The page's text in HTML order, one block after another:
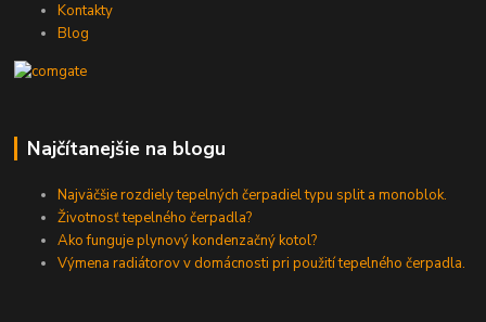
Kontakty
Blog
Najčítanejšie na blogu
Najväčšie rozdiely tepelných čerpadiel typu split a monoblok.
Životnosť tepelného čerpadla?
Ako funguje plynový kondenzačný kotol?
Výmena radiátorov v domácnosti pri použití tepelného čerpadla.